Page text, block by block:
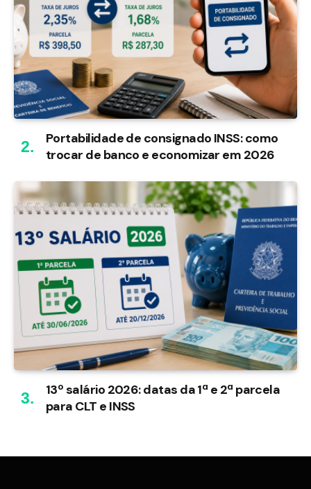
Portabilidade de consignado INSS: como
trocar de banco e economizar em 2026
13º salário 2026: datas da 1ª e 2ª parcela
para CLT e INSS